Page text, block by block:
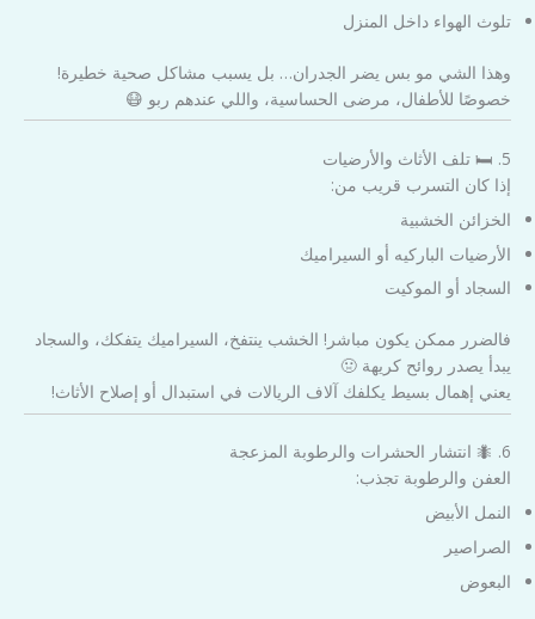
تلوث الهواء داخل المنزل
وهذا الشي مو بس يضر الجدران… بل يسبب مشاكل صحية خطيرة!
خصوصًا للأطفال، مرضى الحساسية، واللي عندهم ربو 😷
5. 🛏️ تلف الأثاث والأرضيات
إذا كان التسرب قريب من:
الخزائن الخشبية
الأرضيات الباركيه أو السيراميك
السجاد أو الموكيت
فالضرر ممكن يكون مباشر! الخشب ينتفخ، السيراميك يتفكك، والسجاد
يبدأ يصدر روائح كريهة 🤢
يعني إهمال بسيط يكلفك آلاف الريالات في استبدال أو إصلاح الأثاث!
6. 🐜 انتشار الحشرات والرطوبة المزعجة
العفن والرطوبة تجذب:
النمل الأبيض
الصراصير
البعوض